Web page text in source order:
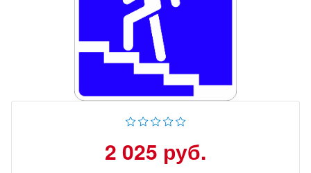
2 025 руб.